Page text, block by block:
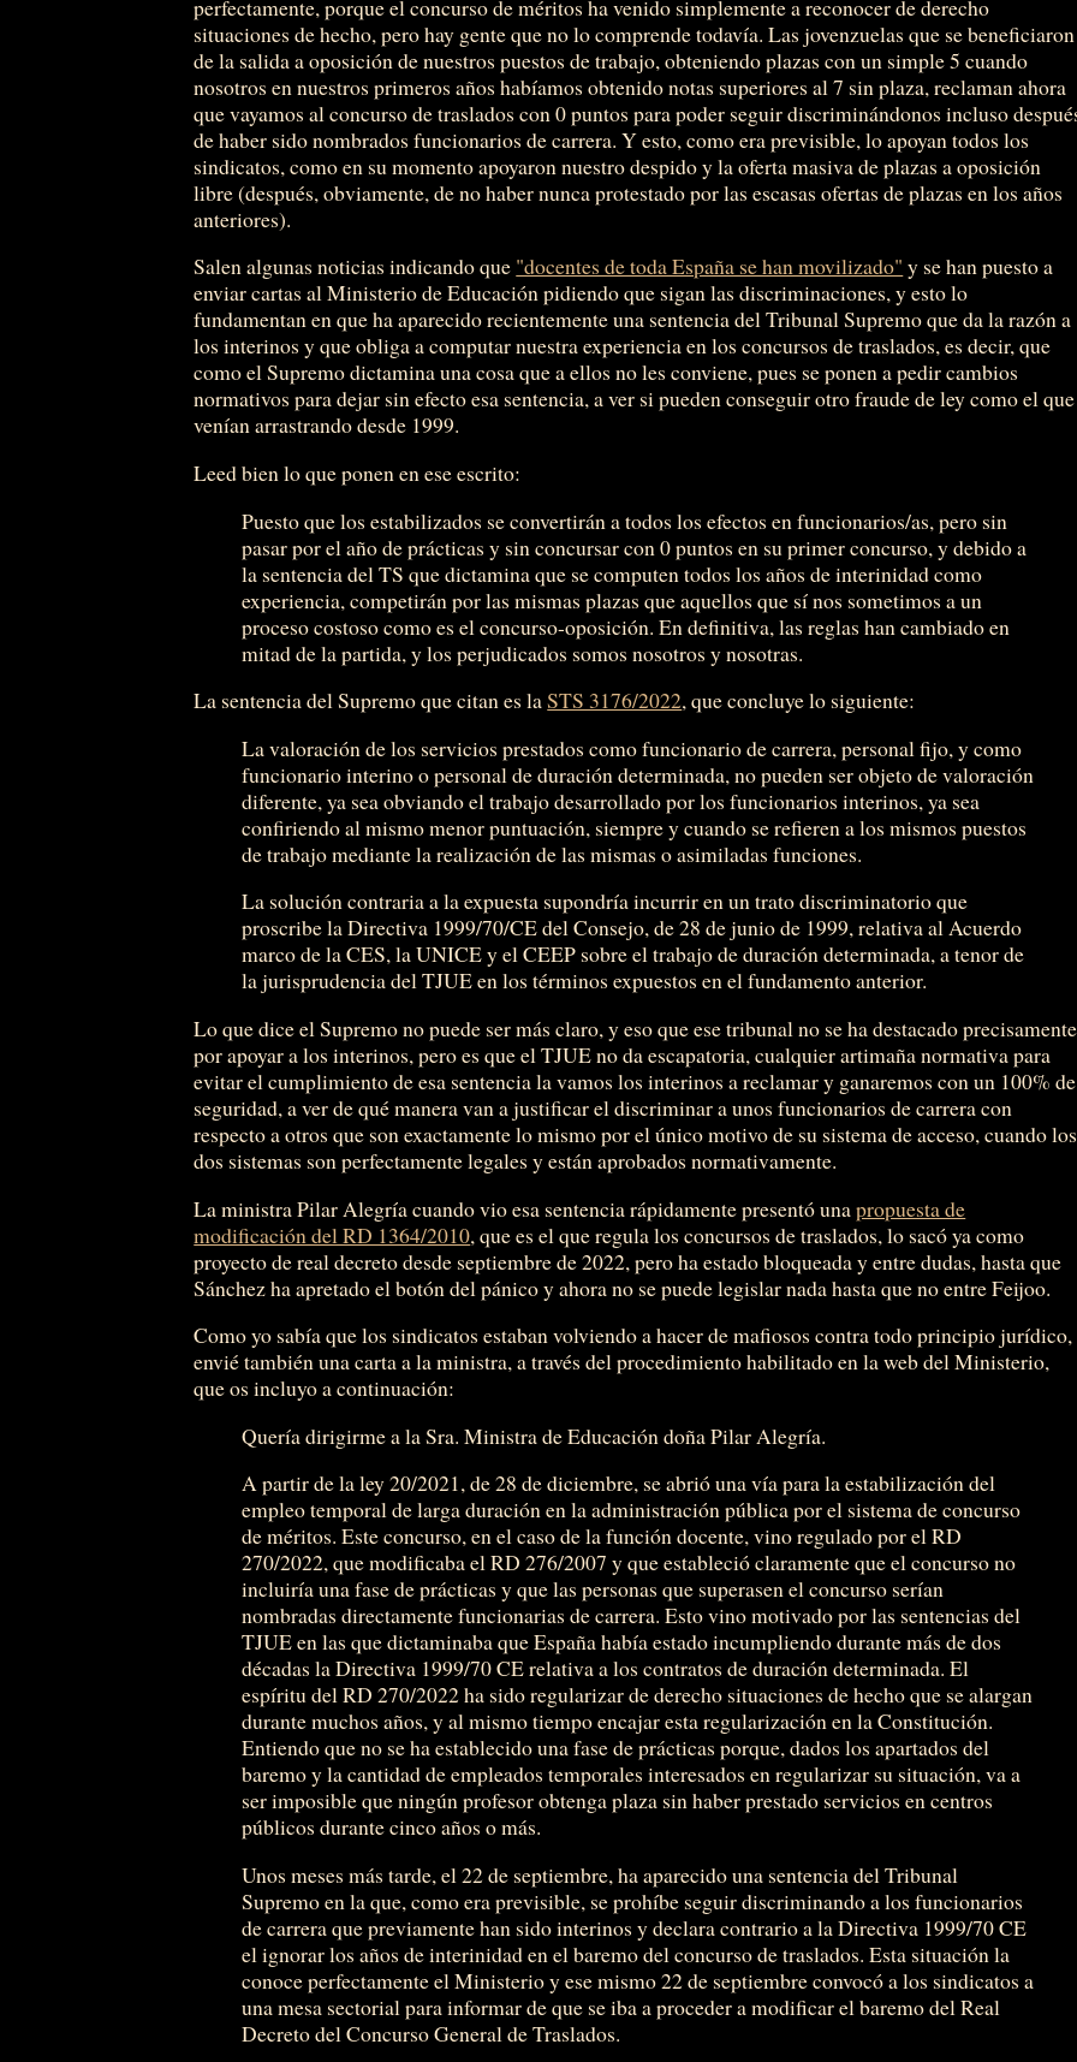
perfectamente, porque el concurso de méritos ha venido simplemente a reconocer de derecho
situaciones de hecho, pero hay gente que no lo comprende todavía. Las jovenzuelas que se beneficiaron
de la salida a oposición de nuestros puestos de trabajo, obteniendo plazas con un simple 5 cuando
nosotros en nuestros primeros años habíamos obtenido notas superiores al 7 sin plaza, reclaman ahora
que vayamos al concurso de traslados con 0 puntos para poder seguir discriminándonos incluso
de haber sido nombrados funcionarios de carrera. Y esto, como era previsible, lo apoyan todos los
sindicatos, como en su momento apoyaron nuestro despido y la oferta masiva de plazas a oposición
libre (después, obviamente, de no haber nunca protestado por las escasas ofertas de plazas en los años
anteriores).
Salen algunas noticias indicando que "docentes de toda España se han movilizado" y se han puesto a
enviar cartas al Ministerio de Educación pidiendo que sigan las discriminaciones, y esto lo
fundamentan en que ha aparecido recientemente una sentencia del Tribunal Supremo que da la razón a
los interinos y que obliga a computar nuestra experiencia en los concursos de traslados, es decir, que
como el Supremo dictamina una cosa que a ellos no les conviene, pues se ponen a pedir cambios
normativos para dejar sin efecto esa sentencia, a ver si pueden conseguir otro fraude de ley como el que
venían arrastrando desde 1999.
Leed bien lo que ponen en ese escrito:
Puesto que los estabilizados se convertirán a todos los efectos en funcionarios/as, pero sin
pasar por el año de prácticas y sin concursar con 0 puntos en su primer concurso, y debido a
la sentencia del TS que dictamina que se computen todos los años de interinidad como
experiencia, competirán por las mismas plazas que aquellos que sí nos sometimos a un
proceso costoso como es el concurso-oposición. En definitiva, las reglas han cambiado en
mitad de la partida, y los perjudicados somos nosotros y nosotras.
La sentencia del Supremo que citan es laSTS 3176/2022, que concluye lo siguiente:
La valoración de los servicios prestados como funcionario de carrera, personal fijo, y como
funcionario interino o personal de duración determinada, no pueden ser objeto de valoración
diferente, ya sea obviando el trabajo desarrollado por los funcionarios interinos, ya sea
confiriendo al mismo menor puntuación, siempre y cuando se refieren a los mismos puestos
de trabajo mediante la realización de las mismas o asimiladas funciones.
La solución contraria a la expuesta supondría incurrir en un trato discriminatorio que
proscribe la Directiva 1999/70/CE del Consejo, de 28 de junio de 1999, relativa al Acuerdo
marco de la CES, la UNICE y el CEEP sobre el trabajo de duración determinada, a tenor de
la jurisprudencia del TJUE en los términos expuestos en el fundamento anterior.
Lo que dice el Supremo no puede ser más claro, y eso que ese tribunal no se ha destacado precisamente
por apoyar a los interinos, pero es que el TJUE no da escapatoria, cualquier artimaña normativa para
evitar el cumplimiento de esa sentencia la vamos los interinos a reclamar y ganaremos con un 100% de
seguridad, a ver de qué manera van a justificar el discriminar a unos funcionarios de carrera con
respecto a otros que son exactamente lo mismo por el único motivo de su sistema de acceso, cuando los
dos sistemas son perfectamente legales y están aprobados normativamente.
La ministra Pilar Alegría cuando vio esa sentencia rápidamente presentó unapropuesta de
modificación del RD 1364/2010, que es el que regula los concursos de traslados, lo sacó ya como
proyecto de real decreto desde septiembre de 2022, pero ha estado bloqueada y entre dudas, hasta que
Sánchez ha apretado el botón del pánico y ahora no se puede legislar nada hasta que no entre Feijoo.
Como yo sabía que los sindicatos estaban volviendo a hacer de mafiosos contra todo principio jurídico,
envié también una carta a la ministra, a través del procedimiento habilitado en la web del Ministerio,
que os incluyo a continuación:
Quería dirigirme a la Sra. Ministra de Educación doña Pilar Alegría.
A partir de la ley 20/2021, de 28 de diciembre, se abrió una vía para la estabilización del
empleo temporal de larga duración en la administración pública por el sistema de concurso
de méritos. Este concurso, en el caso de la función docente, vino regulado por el RD
270/2022, que modificaba el RD 276/2007 y que estableció claramente que el concurso no
incluiría una fase de prácticas y que las personas que superasen el concurso serían
nombradas directamente funcionarias de carrera. Esto vino motivado por las sentencias del
TJUE en las que dictaminaba que España había estado incumpliendo durante más de dos
décadas la Directiva 1999/70 CE relativa a los contratos de duración determinada. El
espíritu del RD 270/2022 ha sido regularizar de derecho situaciones de hecho que se alargan
durante muchos años, y al mismo tiempo encajar esta regularización en la Constitución.
Entiendo que no se ha establecido una fase de prácticas porque, dados los apartados del
baremo y la cantidad de empleados temporales interesados en regularizar su situación, va a
ser imposible que ningún profesor obtenga plaza sin haber prestado servicios en centros
públicos durante cinco años o más.
Unos meses más tarde, el 22 de septiembre, ha aparecido una sentencia del Tribunal
Supremo en la que, como era previsible, se prohíbe seguir discriminando a los funcionarios
de carrera que previamente han sido interinos y declara contrario a la Directiva 1999/70 CE
el ignorar los años de interinidad en el baremo del concurso de traslados. Esta situación la
conoce perfectamente el Ministerio y ese mismo 22 de septiembre convocó a los sindicatos a
una mesa sectorial para informar de que se iba a proceder a modificar el baremo del Real
Decreto del Concurso General de Traslados.